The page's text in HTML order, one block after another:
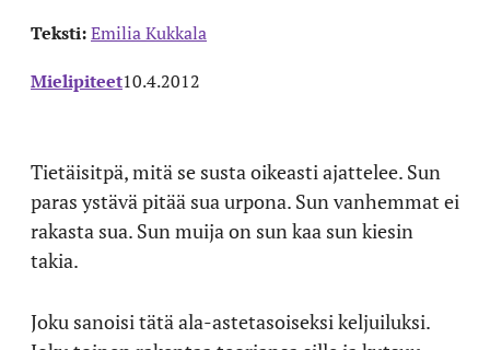
Teksti:Emilia Kukkala
Mielipiteet10.4.2012
Tietäisitpä, mitä se susta oikeasti ajattelee. Sun
paras ystävä pitää sua urpona. Sun vanhemmat ei
rakasta sua. Sun muija on sun kaa sun kiesin
takia.
Joku sanoisi tätä ala-astetasoiseksi keljuiluksi.